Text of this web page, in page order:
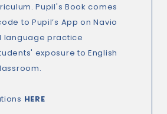
Pupil's Book comes
to Pupil’s App on Navio
language practice
exposure to English
HERE